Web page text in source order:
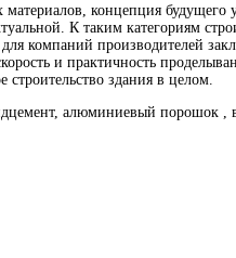
концепция будущего
К таким категориям
компаний производителей
и практичность
здания в целом.
алюминиевый порошок ,